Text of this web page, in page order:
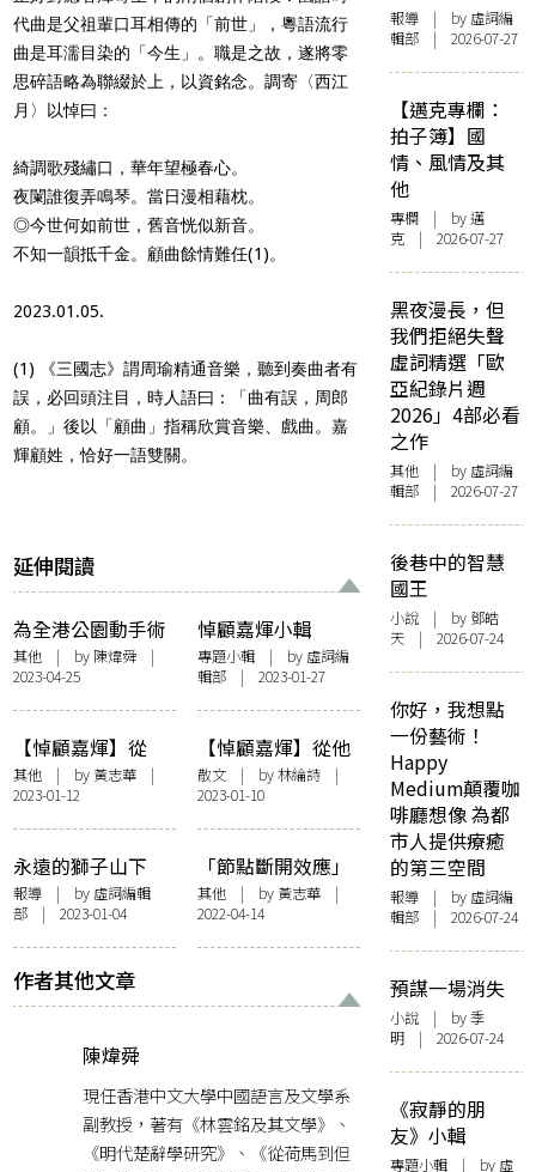
代曲是父祖輩口耳相傳的「前世」，粵語流行
曲是耳濡目染的「今生」。職是之故，遂將零
思碎語略為聯綴於上，以資銘念。調寄〈西江
月〉以悼曰：
綺調歌殘繡口，華年望極春心。
夜闌誰復弄鳴琴。當日漫相藉枕。
◎今世何如前世，舊音恍似新音。
不知一韻抵千金。顧曲餘情難任(1)。
2023.01.05.
(1) 《三國志》謂周瑜精通音樂，聽到奏曲者有
誤，必回頭注目，時人語曰：「曲有誤，周郎
顧。」後以「顧曲」指稱欣賞音樂、戲曲。嘉
輝顧姓，恰好一語雙關。
延伸閱讀
為全港公園動手術
——2004年對聯置
換事件一瞥
其他 | by 陳煒舜 |
2023-04-25
悼顧嘉煇小輯
專題小輯| by 虛詞編
輯部 | 2023-01-27
【悼顧嘉煇】從
「家輝」到「嘉
煇」，見證粵語流
行曲歷史
其他 | by 黃志華 |
2023-01-12
【悼顧嘉煇】從他
人的音樂去看顧嘉
煇
散文| by林綸詩|
2023-01-10
永遠的獅子山下
告別殿堂級作曲家
顧嘉煇
報導 | by 虛詞編輯
部 | 2023-01-04
「節點斷開效應」
續篇——以《世界
真細小》為例，為
詞意黃霑寧願……
其他| by 黃志華|
2022-04-14
作者其他文章
陳煒舜
現任香港中文大學中國語言及文學系
副教授，著有《林雲銘及其文學》、
《明代楚辭學研究》、《從荷馬到但
報導 | by 虛詞編
輯部 | 2026-07-27
【邁克專欄：
拍子簿】國
情、風情及其
他
專欄 | by邁
克 | 2026-07-27
黑夜漫長，但
我們拒絕失聲
虛詞精選「歐
亞紀錄片週
2026」4部必看
之作
其他 | by 虛詞編
輯部 | 2026-07-27
後巷中的智慧
國王
小說 | by 鄧皓
天 | 2026-07-24
你好，我想點
一份藝術！
Happy
Medium顛覆咖
啡廳想像 為都
市人提供療癒
的第三空間
報導 | by 虛詞編
輯部 | 2026-07-24
預謀一場消失
小說 | by 季
明 | 2026-07-24
《寂靜的朋
友》小輯
專題小輯 | by 虛